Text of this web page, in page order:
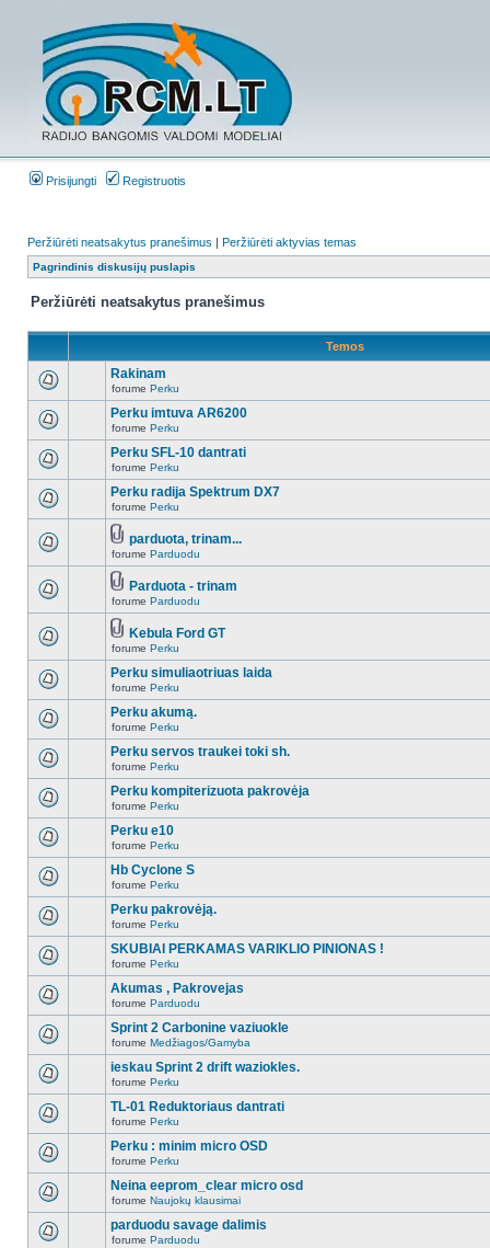
Prisijungti Registruotis
Peržiūrėti neatsakytus pranešimus | Peržiūrėti aktyvias temas
Pagrindinis diskusijų puslapis
Peržiūrėti neatsakytus pranešimus
Temos
Rakinam
forume Perku
Perku imtuva AR6200
forume Perku
Perku SFL-10 dantrati
forume Perku
Perku radija Spektrum DX7
forume Perku
parduota, trinam...
forume Parduodu
Parduota - trinam
forume Parduodu
Kebula Ford GT
forume Perku
Perku simuliaotriuas laida
forume Perku
Perku akumą.
forume Perku
Perku servos traukei toki sh.
forume Perku
Perku kompiterizuota pakrovėja
forume Perku
Perku e10
forume Perku
Hb Cyclone S
forume Perku
Perku pakrovėją.
forume Perku
SKUBIAI PERKAMAS VARIKLIO PINIONAS !
forume Perku
Akumas , Pakrovejas
forume Parduodu
Sprint 2 Carbonine vaziuokle
forume Medžiagos/Gamyba
ieskau Sprint 2 drift waziokles.
forume Perku
TL-01 Reduktoriaus dantrati
forume Perku
Perku : minim micro OSD
forume Perku
Neina eeprom_clear micro osd
forume Naujokų klausimai
parduodu savage dalimis
forume Parduodu